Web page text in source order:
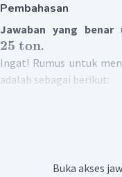
Pembahasan
Jawaban yang
25 ton.
Ingat! Rumus untuk
adalah sebagai berikut:
Berdasarkan soal,
menggunakan rumus di
Buka akses